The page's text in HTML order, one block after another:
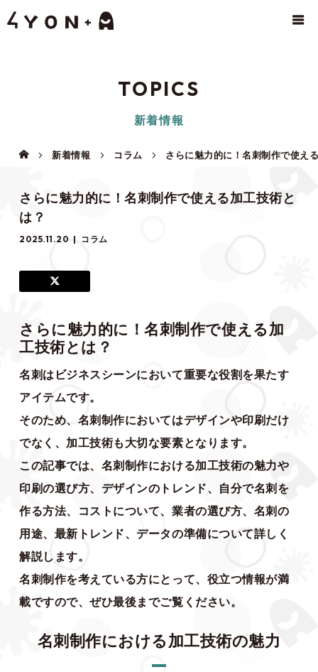
TOPICS
新着情報
新着情報 コラム さらに魅力的に！名刺制作で使え
さらに魅力的に！名刺制作で使える加工技術と
は？
2025.11.20 コラム
さらに魅力的に！名刺制作で使える加
工技術とは？
名刺はビジネスシーンにおいて重要な役割を果たす
アイテムです。
そのため、名刺制作においてはデザインや印刷だけ
でなく、加工技術も大切な要素となります。
この記事では、名刺制作における加工技術の魅力や
印刷の選び方、デザインのトレンド、自分で名刺を
作る方法、コストについて、業者の選び方、名刺の
用途、最新トレンド、データの準備について詳しく
解説します。
名刺制作を考えている方にとって、役立つ情報が満
載ですので、ぜひ最後までご覧ください。
名刺制作における加工技術の魅力